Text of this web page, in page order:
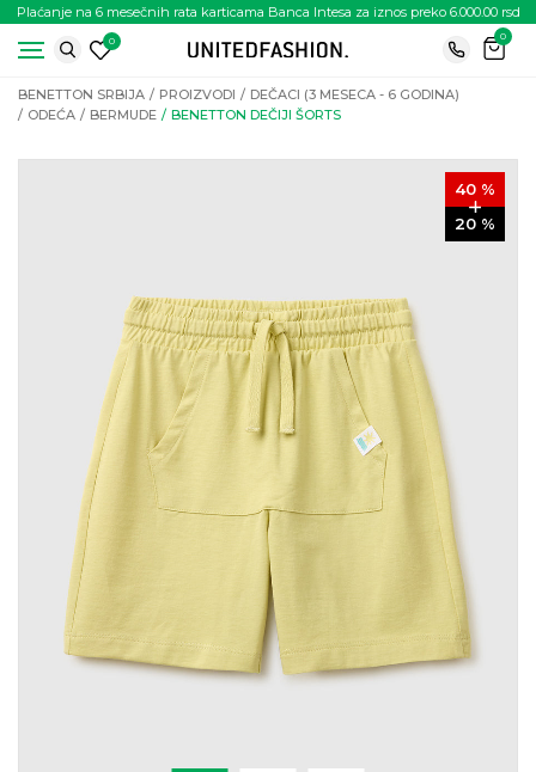
Plaćanje na 6 mesečnih rata karticama Banca Intesa za iznos preko 6.000.00 rsd
0
0
BENETTON SRBIJA PROIZVODI
DEČACI (3 MESECA - 6 GODINA)
ODEĆA
BERMUDE BENETTON DEČIJI ŠORTS
40 %
20 %